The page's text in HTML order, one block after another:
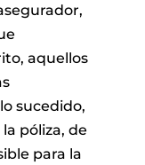
aquellos
sucedido,
póliza, de
para la